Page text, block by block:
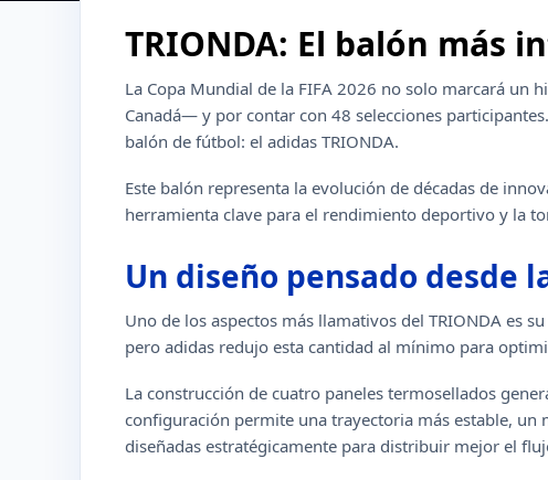
TRIONDA: El balón más
La Copa Mundial de la FIFA 2026 no solo marcará
Canadá— y por contar con 48 selecciones
balón de fútbol: el adidas TRIONDA.
Este balón representa la evolución de décadas de
herramienta clave para el rendimiento deportivo y la
Un diseño pensado desde
Uno de los aspectos más llamativos del TRIONDA es
pero adidas redujo esta cantidad al mínimo para
La construcción de cuatro paneles termosellados
configuración permite una trayectoria más estable,
diseñadas estratégicamente para distribuir mejor el